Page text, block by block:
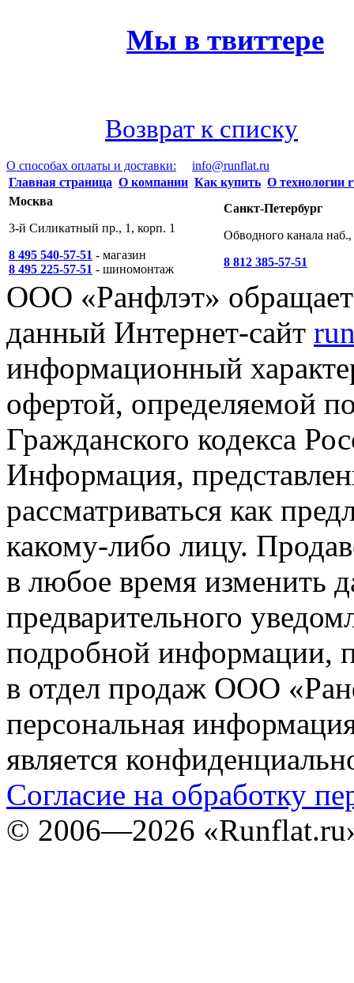
Мы в твиттере
Возврат к списку
О способах оплаты и доставки:
info@runflat.ru
Главная страница О компании Как купить О технологии
Москва
3-й Силикатный пр., 1, корп. 1
8 495 540-57-51 - магазин
8 495 225-57-51 - шиномонтаж
Санкт-Петербург
Обводного канала
8 812 385-57-51
ООО «Ранфлэт»
данный Интернет-сайт
информационный
офертой, определяемой
Гражданского кодекса
Информация,
рассматриваться как
какому-либо лицу.
в любое время изменить
предварительного
подробной информации,
в отдел продаж ООО
персональная
является
Согласие на обработку
© 2006—2026